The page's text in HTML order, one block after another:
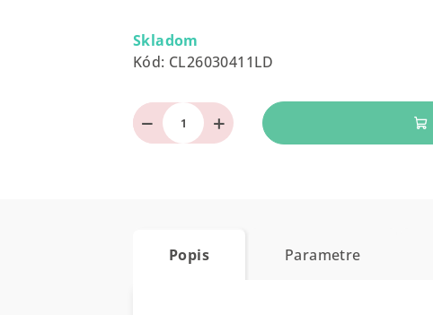
hviezdičiek.
cena:
Skladom
Kód: CL26030411LD
+
−
Popis Parametre